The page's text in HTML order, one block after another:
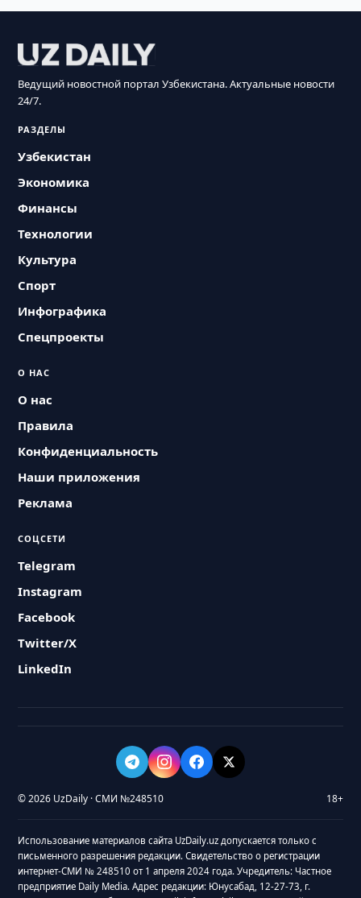
Ведущий новостной портал Узбекистана. Актуальные новости
24/7.
РАЗДЕЛЫ
Узбекистан
Экономика
Финансы
Технологии
Культура
Спорт
Инфографика
Спецпроекты
О НАС
О нас
Правила
Конфиденциальность
Наши приложения
Реклама
СОЦСЕТИ
Telegram
Instagram
Facebook
Twitter/X
LinkedIn
© 2026 UzDaily · СМИ №248510 18+
Использование материалов сайта UzDaily.uz допускается только с
письменного разрешения редакции. Свидетельство о регистрации
интернет-СМИ № 248510 от 1 апреля 2024 года. Учредитель: Частное
предприятие Daily Media. Адрес редакции: Юнусабад, 12-27-73, г.